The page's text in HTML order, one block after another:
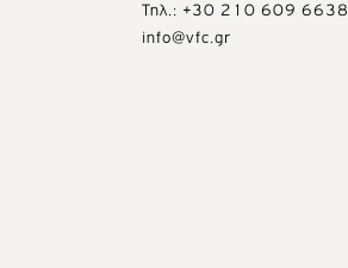
Τηλ.: +30 210 609 6638
info@vfc.gr